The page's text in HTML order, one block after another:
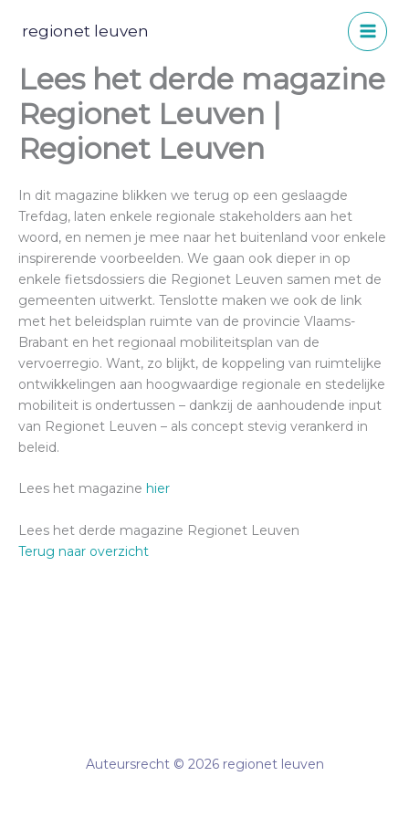
naar
inhoud
regionet leuven
Lees het derde magazine
Regionet Leuven |
Regionet Leuven
In dit magazine blikken we terug op een geslaagde
Trefdag, laten enkele regionale stakeholders aan het
woord, en nemen je mee naar het buitenland voor enkele
inspirerende voorbeelden. We gaan ook dieper in op
enkele fietsdossiers die Regionet Leuven samen met de
gemeenten uitwerkt. Tenslotte maken we ook de link
met het beleidsplan ruimte van de provincie Vlaams-
Brabant en het regionaal mobiliteitsplan van de
vervoerregio. Want, zo blijkt, de koppeling van ruimtelijke
ontwikkelingen aan hoogwaardige regionale en stedelijke
mobiliteit is ondertussen – dankzij de aanhoudende input
van Regionet Leuven – als concept stevig verankerd in
beleid.
Lees het magazine hier
Lees het derde magazine Regionet Leuven
Terug naar overzicht
Auteursrecht © 2026 regionet leuven